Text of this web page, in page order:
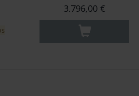
3.796,00 €